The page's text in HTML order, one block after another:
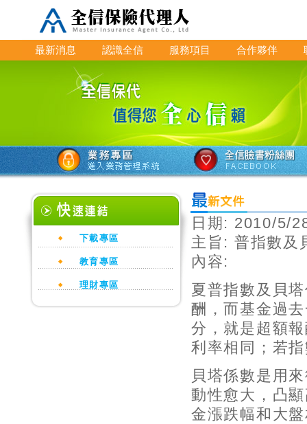
最新消息 認識全信 服務項目 合作夥伴
下載專區
教育專區
理財專區
日期: 2010/5/
主旨: 普指數及
內容:
夏普指數及貝
酬，而基金過
分，就是超額
利率相同；若
貝塔係數是用
動性愈大，凸
金漲跌幅和大